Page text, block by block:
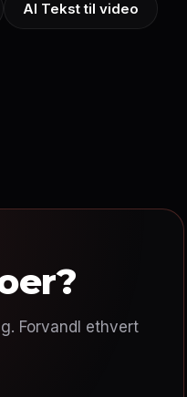
AI Tekst til video
Forvandl ethvert